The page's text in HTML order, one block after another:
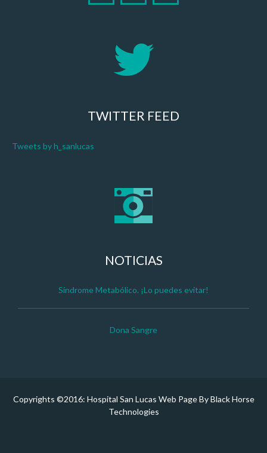
TWITTER FEED
Tweets by h_sanlucas
NOTICIAS
Síndrome Metabólico. ¡Lo puedes evitar!
Dona Sangre
Copyrights ©2016: Hospital San Lucas Web Page By Black Horse
Technologies